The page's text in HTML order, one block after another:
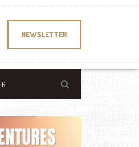
NEWSLETTER